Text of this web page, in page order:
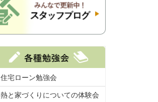
住宅ローン勉強会
熱と家づくりについての体験会